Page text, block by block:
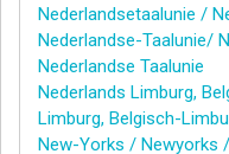
Nederlandsetaalunie /
Nederlandse-Taalunie/
Nederlandse Taalunie
Nederlands Limburg,
Limburg, Belgisch-
New-Yorks / Newyorks